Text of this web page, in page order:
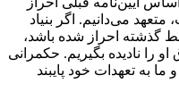
می‌دانیم. اگر بنیاد
گذشته احراز شده باشد،
او را نادیده بگیریم. حکمرانی
به تعهدات خود پایبند